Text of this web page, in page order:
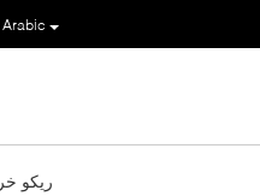
Arabic
ريكو